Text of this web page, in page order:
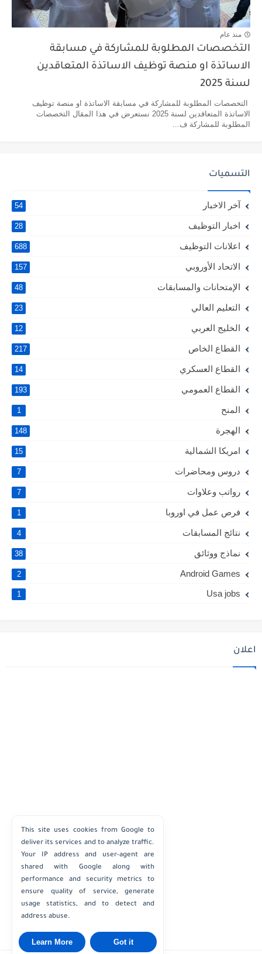
منذ عام
التخصصات المطلوبة للمشاركة في مسابقة
الاساتذة او منصة توظيف الاساتذة المتعاقدين
لسنة 2025
التخصصات المطلوبة للمشاركة في مسابقة الاساتذة او منصة توظيف
الاساتذة المتعاقدين لسنة 2025 نستعرض في هذا المقال التخصصات
المطلوبة للمشاركة ف...
التسميات
آخر الاخبار 54
اخبار التوظيف 28
اعلانات التوظيف 688
الاتحاد الأوروبي 157
الإمتحانات والمسابقات 48
التعليم العالي 23
الخليج العربي 12
القطاع الخاص 217
القطاع العسكري 14
القطاع العمومي 193
المنح 1
الهجرة 148
امريكا الشمالية 15
دروس ومحاضرات 7
رواتب وعلاوات 7
فرص عمل في اوروبا 1
نتائج المسابقات 4
نماذج ووثائق 38
Android Games
2
Usa jobs
1
اعلان
This site uses cookies from Google to
deliver its services and to analyze traffic.
Your IP address and user-agent are
shared with Google along with
performance and security metrics to
ensure quality of service, generate
usage statistics, and to detect and
address abuse.
Learn More Got it